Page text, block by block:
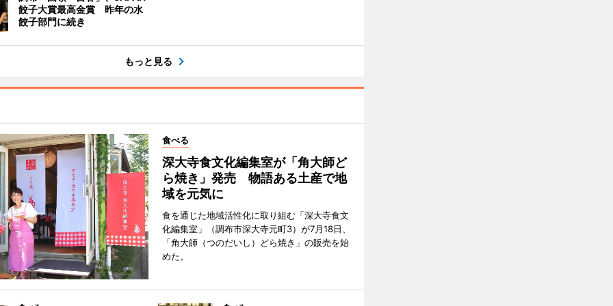
餃子大賞最高金賞 昨年の水
餃子部門に続き
もっと見る
食べる
深大寺食文化編集室が「角大師ど
ら焼き」発売 物語ある土産で地
域を元気に
食を通じた地域活性化に取り組む「深大寺食文
化編集室」（調布市深大寺元町3）が7月18日、
「角大師（つのだいし）どら焼き」の販売を始
めた。